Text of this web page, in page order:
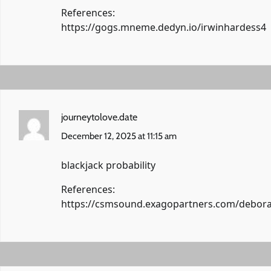
References:
https://gogs.mneme.dedyn.io/irwinhardess4
journeytolove.date
December 12, 2025 at 11:15 am
blackjack probability
References:
https://csmsound.exagopartners.com/